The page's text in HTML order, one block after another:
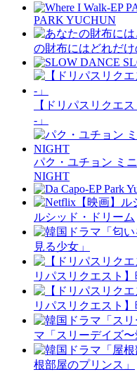
PARK YUCHUN
の財布にはどれだ
【ドリパスリクエ
-」
パク・ユチョン ミ
NIGHT
ルシッド・ドリーム
見る少女」
リパスリクエスト
リパスリクエスト
マ「スリーデイズ〜
根部屋のプリンス」